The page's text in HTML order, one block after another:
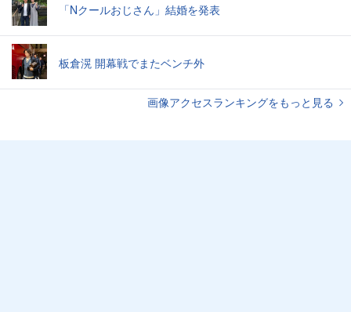
「Nクールおじさん」結婚を発表
板倉滉 開幕戦でまたベンチ外
画像アクセスランキングをもっと見る